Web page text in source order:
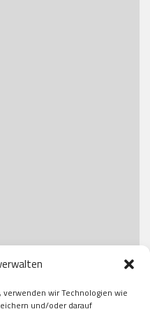
wir Technologien wie
und/oder darauf